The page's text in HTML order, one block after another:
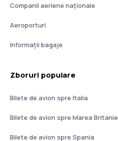
Companii aeriene naţionale
Aeroporturi
Informații bagaje
Zboruri populare
Bilete de avion spre Italia
Bilete de avion spre Marea Britanie
Bilete de avion spre Spania